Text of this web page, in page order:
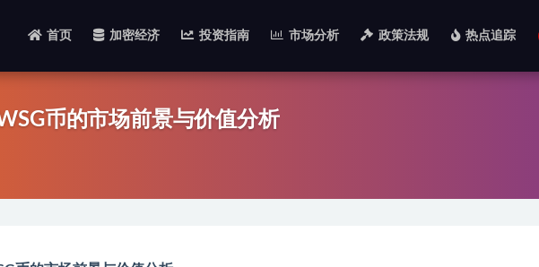
首页 加密经济 投资指南 市场分析 政策法规 热点追踪
币的市场前景与价值分析